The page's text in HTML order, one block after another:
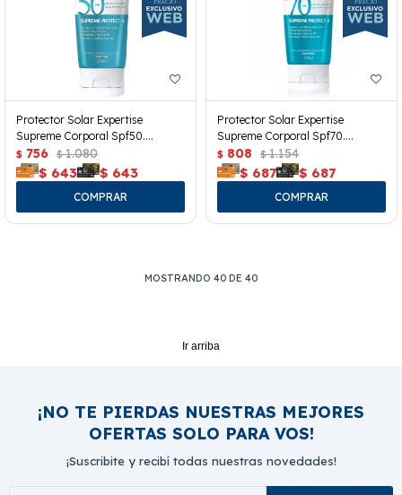
Protector Solar Expertise
Supreme Corporal Spf50.
200grs.
$ 756 $ 1.080
$ 643 $ 643
Protector Solar Expertise
Supreme Corporal Spf70.
200grs.
$ 808 $ 1.154
$ 687 $ 687
MOSTRANDO 40 DE 40
Ir arriba
¡NO TE PIERDAS NUESTRAS MEJORES
OFERTAS SOLO PARA VOS!
¡Suscribite y recibí todas nuestras novedades!